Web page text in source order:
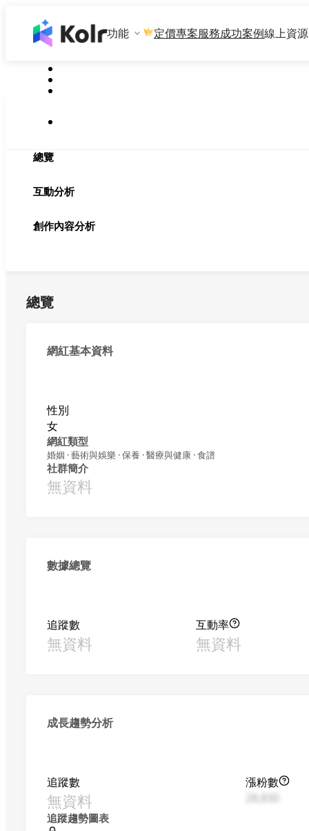
功能 定價專案服務成功案例線上資源
總覽
互動分析
創作內容分析
總覽
網紅基本資料
性別
女
網紅類型
婚姻 · 藝術與娛樂 · 保養 · 醫療與健康 · 食譜
社群簡介
無資料
數據總覽
追蹤數
無資料
互動率
無資料
成長趨勢分析
追蹤數
無資料
漲粉數
追蹤趨勢圖表